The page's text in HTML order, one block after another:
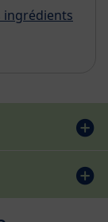
ingrédients